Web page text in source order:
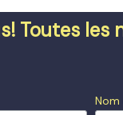
Toutes les
Nom